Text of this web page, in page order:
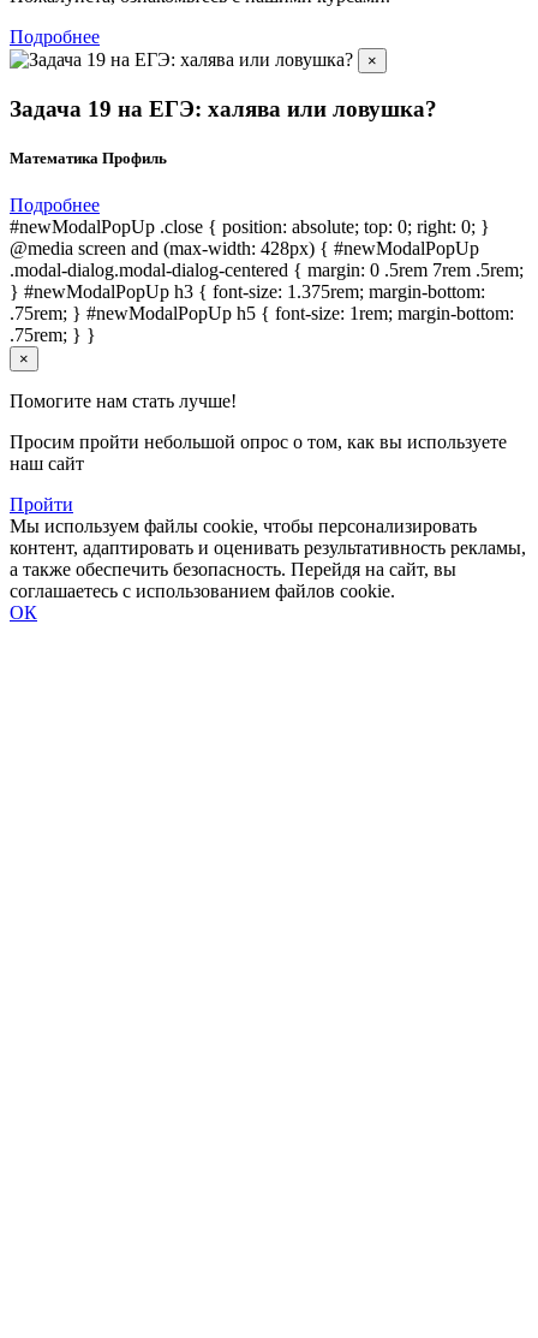
Подробнее
×
Задача 19 на ЕГЭ: халява или ловушка?
Математика Профиль
Подробнее
#newModalPopUp .close { position: absolute; top: 0; right: 0; }
@media screen and (max-width: 428px) { #newModalPopUp
.modal-dialog.modal-dialog-centered { margin: 0 .5rem 7rem .5rem;
} #newModalPopUp h3 { font-size: 1.375rem; margin-bottom:
.75rem; } #newModalPopUp h5 { font-size: 1rem; margin-bottom:
.75rem; } }
×
Помогите нам стать лучше!
Просим пройти небольшой опрос о том, как вы используете
наш сайт
Пройти
Мы используем файлы cookie, чтобы персонализировать
контент, адаптировать и оценивать результативность рекламы,
а также обеспечить безопасность. Перейдя на сайт, вы
соглашаетесь с использованием файлов cookie.
ОК